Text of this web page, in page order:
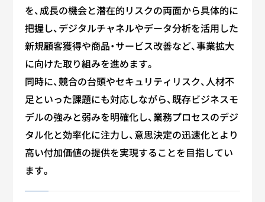
を、成長の機会と潜在的リスクの両面から具体的に
把握し、デジタルチャネルやデータ分析を活用した
新規顧客獲得や商品・サービス改善など、事業拡大
に向けた取り組みを進めます。
同時に、競合の台頭やセキュリティリスク、人材不
足といった課題にも対応しながら、既存ビジネスモ
デルの強みと弱みを明確化し、業務プロセスのデジ
タル化と効率化に注力し、意思決定の迅速化とより
高い付加価値の提供を実現することを目指してい
ます。